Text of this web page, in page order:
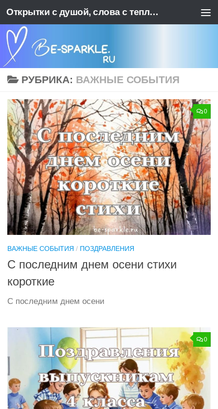
Перейти к содержимому Открытки с душой, слова с теплотой. BE-SPARKLE - Ваш источник позитива
РУБРИКА: ВАЖНЫЕ СОБЫТИЯ
0
ВАЖНЫЕ СОБЫТИЯ / ПОЗДРАВЛЕНИЯ
С последним днем осени стихи
короткие
С последним днем осени
0